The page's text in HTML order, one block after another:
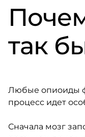
так
Любые опиоиды
процесс идет
Сначала мозг